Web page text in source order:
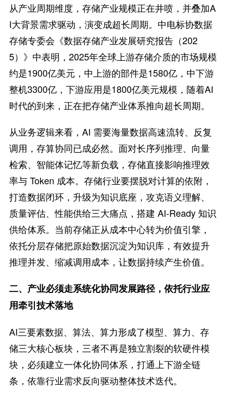
从产业周期维度，存储产业规模正在井喷，并叠加A
I大背景需求驱动，演变成超长周期。中电标协数据
存储专委会《数据存储产业发展研究报告（202
5）》中表明，2025年全球上游存储介质的市场规模
约是1900亿美元，中上游的部件是1580亿，中下游
整机3300亿，下游应用是1800亿美元规模，随着AI
时代的到来，正在把存储产业体系推向超长周期。
从业务逻辑来看，AI 需要海量数据高速流转、反复
调用，存算协同已成必然。面对长序列推理、向量
检索、智能体记忆等新负载，存储直接影响推理效
率与 Token 成本。存储行业要摆脱对计算的依附，
打造数据闭环，升级为知识底座，攻克语义理解、
质量评估、性能供给三大痛点，搭建 AI-Ready 知识
供给体系。当前存储正从成本中心转为价值引擎，
依托分层存储把原始数据沉淀为知识库，有效提升
推理并发、缩减调用成本，让数据持续产生价值。
二、产业必须走系统化协同发展路径，依托行业应
用牵引技术落地
AI三要素数据、算法、算力形成了模型、算力、存
储三大核心板块，三者不再是独立割裂的软硬件模
块，必须建立一体化协同体系，打通上下游全链
条，依靠行业需求反向驱动整体技术迭代。